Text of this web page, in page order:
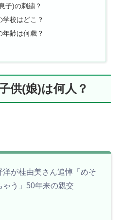
子)の刺繍？
学校はどこ？
年齢は何歳？
供(娘)は何人？
が桂由美さん追悼「めそ
う」50年来の親交